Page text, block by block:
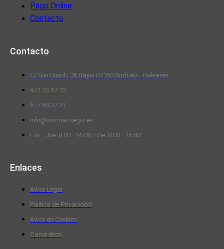
Pago Online
Contacto
Contacto
C/ Son Bosch, 26 Bajos 07150 Andratx - Baleares
971 23 57 23
677 50 37 31
info@sonmassegur.es
Lun - Jue: 8:00 - 16:00 / Vie: 8:00 - 15:00
Enlaces
Aviso Legal
Política de Privacidad
Aviso de Cookies
Canal ético